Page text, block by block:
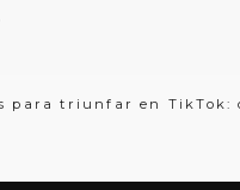
para triunfar en TikTok: